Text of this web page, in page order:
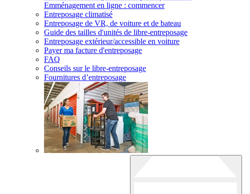
Emménagement en ligne : commencer
Entreposage climatisé
Entreposage de VR, de voiture et de bateau
Guide des tailles d'unités de libre-entreposage
Entreposage extérieur/accessible en voiture
Payer ma facture d'entreposage
FAQ
Conseils sur le libre-entreposage
Fournitures d’entreposage